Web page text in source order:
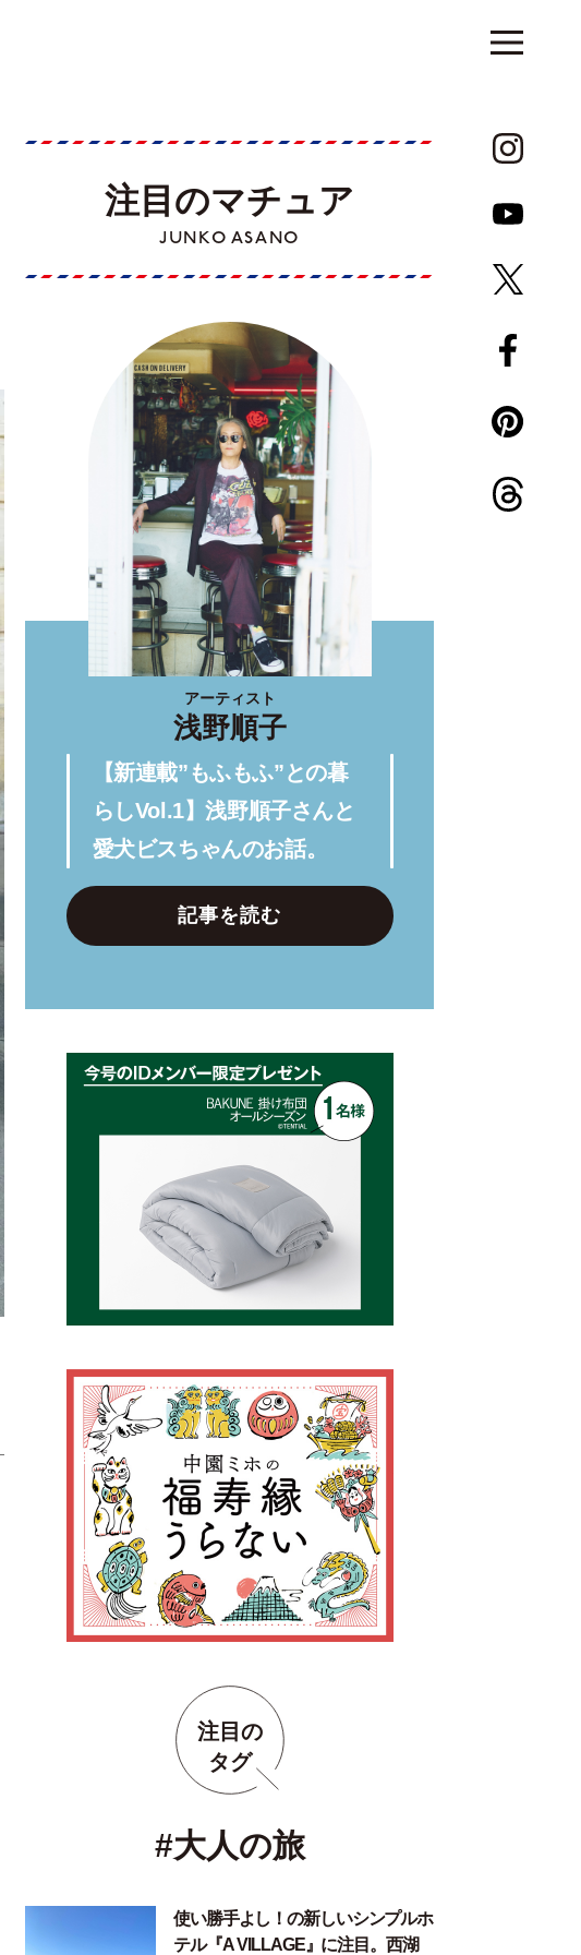
注目のマチュア
JUNKO ASANO
アーティスト
浅野順子
【新連載”もふもふ”との暮
らしVol.1】浅野順子さんと
愛犬ビスちゃんのお話。
記事を読む
注目の
タグ
#大人の旅
使い勝手よし！の新しいシンプルホ
テル『A VILLAGE』に注目。西湖